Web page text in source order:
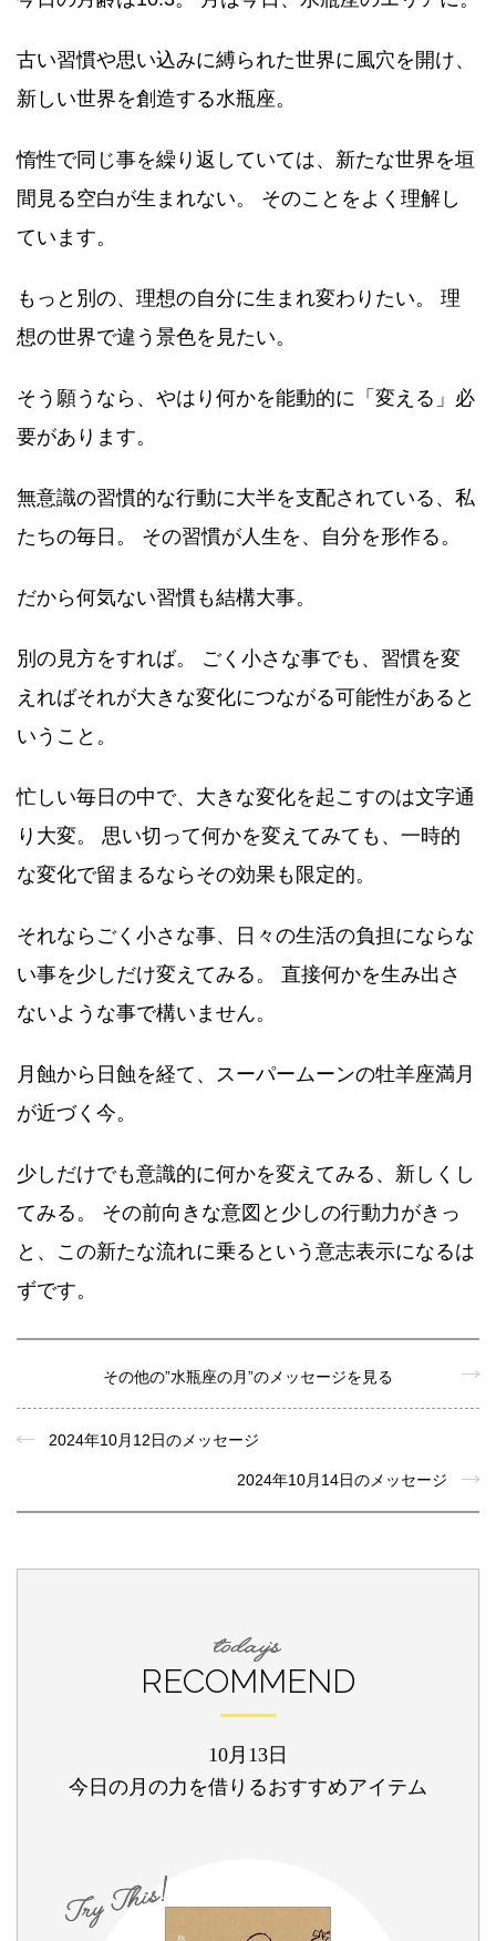
古い習慣や思い込みに縛られた世界に風穴を開け、
新しい世界を創造する水瓶座。
惰性で同じ事を繰り返していては、新たな世界を垣
間見る空白が生まれない。 そのことをよく理解し
ています。
もっと別の、理想の自分に生まれ変わりたい。 理
想の世界で違う景色を見たい。
そう願うなら、やはり何かを能動的に「変える」必
要があります。
無意識の習慣的な行動に大半を支配されている、私
たちの毎日。 その習慣が人生を、自分を形作る。
だから何気ない習慣も結構大事。
別の見方をすれば。 ごく小さな事でも、習慣を変
えればそれが大きな変化につながる可能性があると
いうこと。
忙しい毎日の中で、大きな変化を起こすのは文字通
り大変。 思い切って何かを変えてみても、一時的
な変化で留まるならその効果も限定的。
それならごく小さな事、日々の生活の負担にならな
い事を少しだけ変えてみる。 直接何かを生み出さ
ないような事で構いません。
月蝕から日蝕を経て、スーパームーンの牡羊座満月
が近づく今。
少しだけでも意識的に何かを変えてみる、新しくし
てみる。 その前向きな意図と少しの行動力がきっ
と、この新たな流れに乗るという意志表示になるは
ずです。
その他の”水瓶座の月”のメッセージを見る
2024年10月12日のメッセージ
2024年10月14日のメッセージ
RECOMMEND
10月13日
今日の月の力を借りるおすすめアイテム